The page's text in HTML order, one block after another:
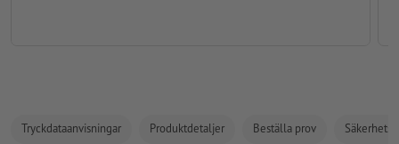
Tryckdataanvisningar Produktdetaljer Beställa prov